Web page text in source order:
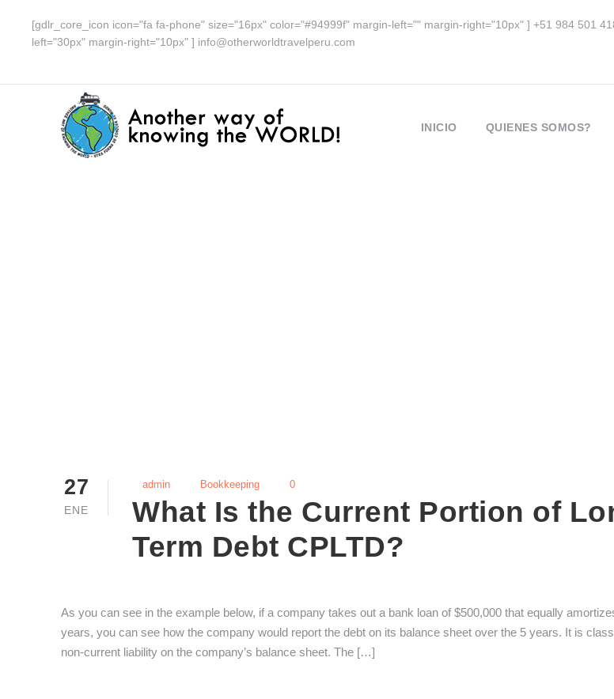
[gdlr_core_icon icon="fa fa-phone" size="16px" color="#94999f" margin-left="" margin-right="10px" ] +51 984 501
left="30px" margin-right="10px" ] info@otherworldtravelperu.com
INICIO QUIENES SOMOS?
27
ENE
admin Bookkeeping 0
What Is the Current Portion of
Term Debt CPLTD?
As you can see in the example below, if a company takes out a bank loan of $500,000 that equally
years, you can see how the company would report the debt on its balance sheet over the 5 years. It is
non-current liability on the company’s balance sheet. The […]